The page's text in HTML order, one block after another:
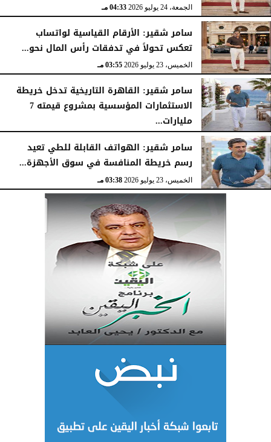
الجمعة، 24 يوليو 2026 04:33 مـ
سامر شقير: الأرقام القياسية لواتساب
تعكس تحولاً في تدفقات رأس المال نحو...
الخميس، 23 يوليو 2026 03:55 مـ
سامر شقير: القاهرة التاريخية تدخل خريطة
الاستثمارات المؤسسية بمشروع قيمته 7
مليارات...
الخميس، 23 يوليو 2026
سامر شقير: الهواتف القابلة للطي تعيد
رسم خريطة المنافسة في سوق الأجهزة...
الخميس، 23 يوليو 2026 03:38 مـ